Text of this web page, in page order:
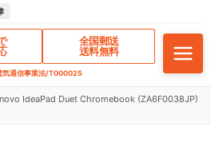
全国郵送
送料無料
気通信事業法/T000025
IdeaPad Duet Chromebook (ZA6F0038JP)